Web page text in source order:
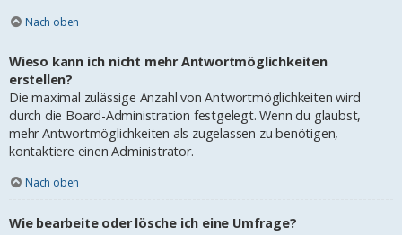
Nach oben
Wieso kann ich nicht mehr Antwortmöglichkeiten
erstellen?
Die maximal zulässige Anzahl von Antwortmöglichkeiten wird
durch die Board-Administration festgelegt. Wenn du glaubst,
mehr Antwortmöglichkeiten als zugelassen zu benötigen,
kontaktiere einen Administrator.
Nach oben
Wie bearbeite oder lösche ich eine Umfrage?